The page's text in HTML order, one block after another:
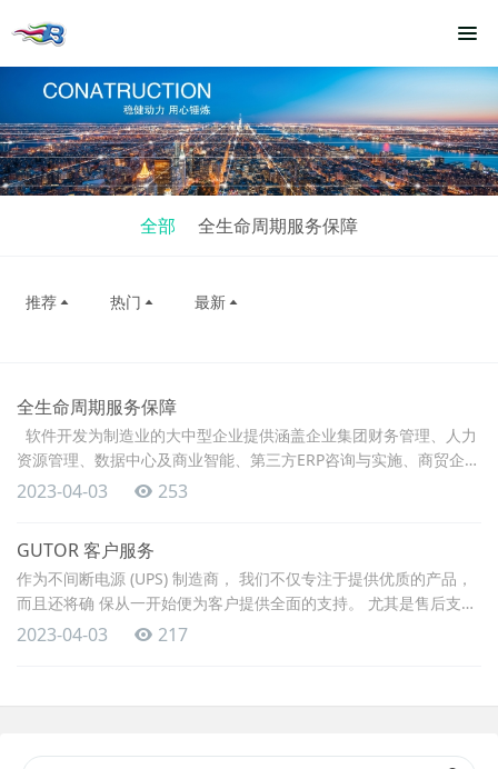
全部 全生命周期服务保障
推荐 热门 最新
全生命周期服务保障
软件开发为制造业的大中型企业提供涵盖企业集团财务管理、人力
资源管理、数据中心及商业智能、第三方ERP咨询与实施、商贸企业
进销存及物流管理系统、供应商关系管理、客户关系管理、IT咨询
终端消费者一系列业
2023-04-03 253
GUTOR 客户服务
作为不间断电源 (UPS) 制造商， 我们不仅专注于提供优质的产品，
而且还将确 保从一开始便为客户提供全面的支持。 尤其是售后支持
方面，我们高度重视给客户提供可信赖的客户服务。因此，我们可
2023-04-03 217